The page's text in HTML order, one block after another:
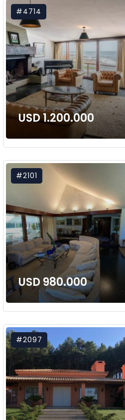
#4714
USD 1.200.000
#2101
USD 980.000
#2097